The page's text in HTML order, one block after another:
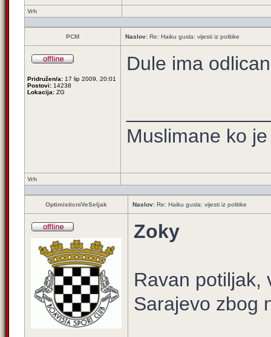
Vrh
PCM Naslov: Re: Haiku gusla: vijesti iz politike
Pridružen/a: 17 lip 2009, 20:01
Postovi: 14238
Lokacija: ZG
Dule ima
Muslimane ko
Vrh
OptimisticniVeSeljak Naslov: Re: Haiku gusla: vijesti iz politike
Zoky
Ravan potiljak,
Sarajevo zbog